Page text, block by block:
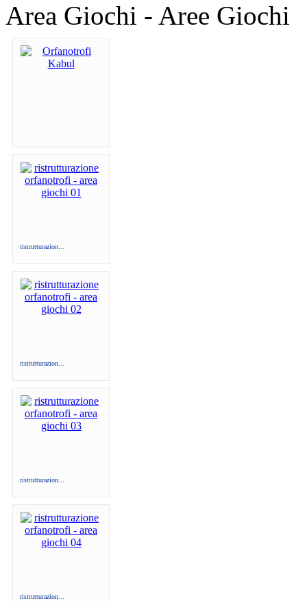
Area Giochi - Aree Giochi
ristrutturazion...
ristrutturazion...
ristrutturazion...
ristrutturazion...